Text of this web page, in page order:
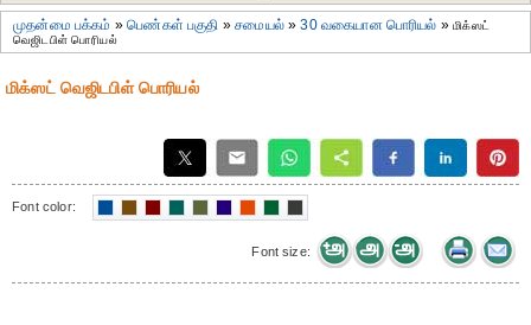
முதன்மை பக்கம் »பெண்கள் பகுதி »சமையல்»30 வகையான பொரியல் »மிக்ஸட்
வெஜிடபிள் பொரியல்
மிக்ஸட் வெஜிடபிள் பொரியல்
Font color:
Font size: